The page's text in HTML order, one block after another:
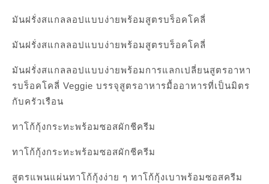
มันฝรั่งสแกลลอปแบบง่ายพร้อมสูตรบร็อคโคลี่
มันฝรั่งสแกลลอปแบบง่ายพร้อมสูตรบร็อคโคลี่
มันฝรั่งสแกลลอปแบบง่ายพร้อมการแลกเปลี่ยนสูตรอาหา
รบร็อคโคลี่ Veggie บรรจุสูตรอาหารมื้ออาหารที่เป็นมิตร
กับครัวเรือน
ทาโก้กุ้งกระทะพร้อมซอสผักชีครีม
ทาโก้กุ้งกระทะพร้อมซอสผักชีครีม
สูตรแพนแผ่นทาโก้กุ้งง่าย ๆ ทาโก้กุ้งเบาพร้อมซอสครีม